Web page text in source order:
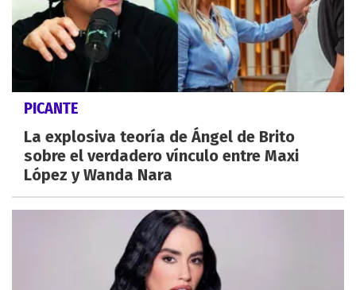
PICANTE
La explosiva teoría de Ángel de Brito
sobre el verdadero vínculo entre Maxi
López y Wanda Nara